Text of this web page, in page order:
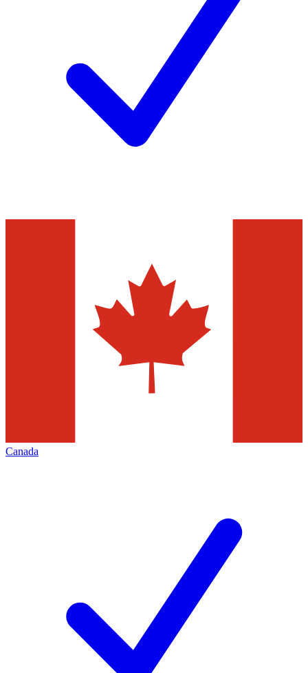
Canada